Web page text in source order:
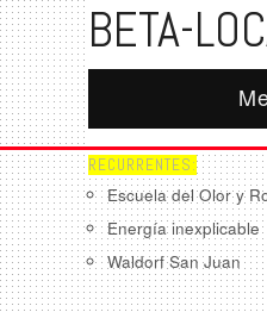
BETA-
RECURRENTES:
Escuela del Olor y
Energía inexplicable
Waldorf San Juan